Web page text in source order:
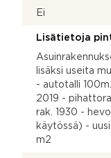
Ei
Lisätietoja
lisäksi useita
- autotalli
2019 -
rak. 1930 -
käytössä) -
m2